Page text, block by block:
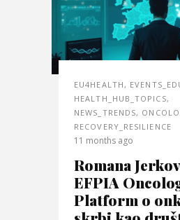
EU4HEALTH,
HEALTH_HUB_TOPICS,
NEWS_TRENDS,
RECOVERY_RESILIENCE
11 months ago
Romana
EFPIA
Platform o